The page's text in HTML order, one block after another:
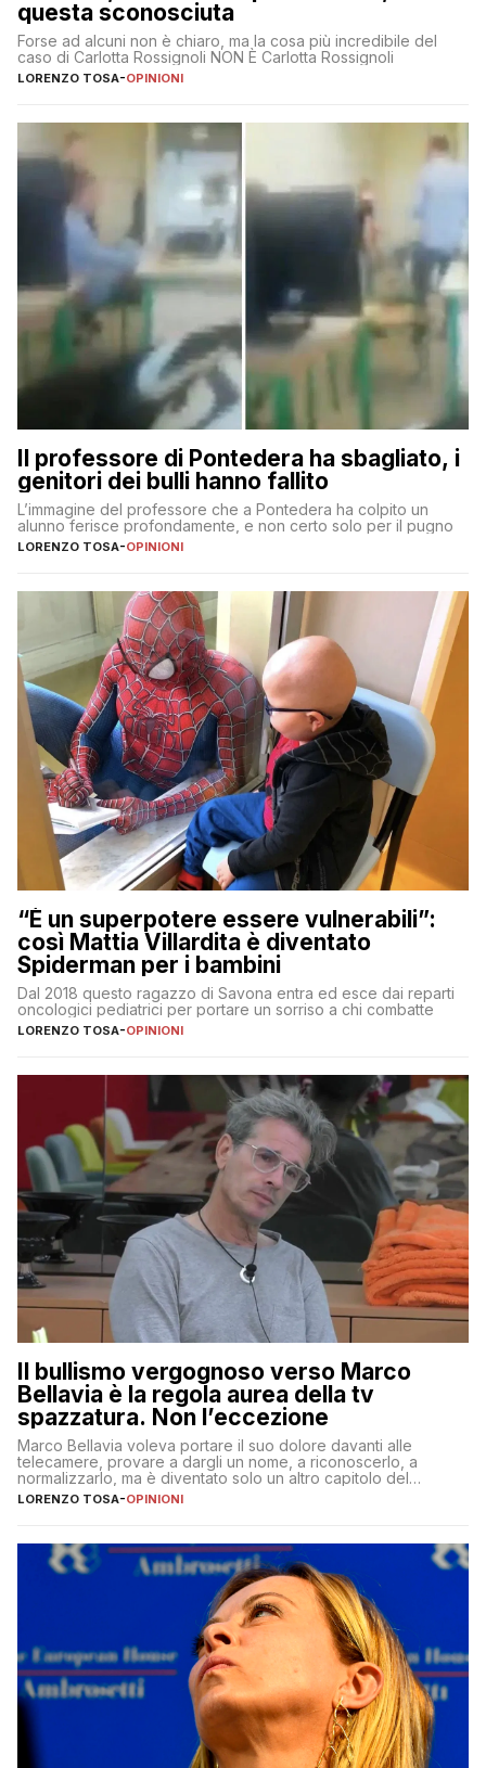
questa sconosciuta
Forse ad alcuni non è chiaro, ma la cosa più incredibile del
caso di Carlotta Rossignoli NON È Carlotta Rossignoli
LORENZO TOSA-OPINIONI
Il professore di Pontedera ha sbagliato, i
genitori dei bulli hanno fallito
L’immagine del professore che a Pontedera ha colpito un
alunno ferisce profondamente, e non certo solo per il pugno
LORENZO TOSA-OPINIONI
“È un superpotere essere vulnerabili”:
così Mattia Villardita è diventato
Spiderman per i bambini
Dal 2018 questo ragazzo di Savona entra ed esce dai reparti
oncologici pediatrici per portare un sorriso a chi combatte
LORENZO TOSA-OPINIONI
Il bullismo vergognoso verso Marco
Bellavia è la regola aurea della tv
spazzatura. Non l’eccezione
Marco Bellavia voleva portare il suo dolore davanti alle
telecamere, provare a dargli un nome, a riconoscerlo, a
normalizzarlo, ma è diventato solo un altro capitolo del
copione
LORENZO TOSA-OPINIONI